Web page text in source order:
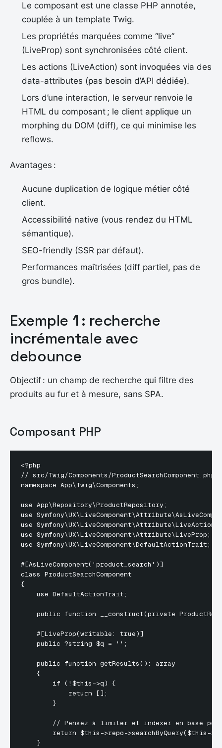
Le composant est une classe PHP annotée,
couplée à un template Twig.
Les propriétés marquées comme “live”
(LiveProp) sont synchronisées côté client.
Les actions (LiveAction) sont invoquées via des
data-attributes (pas besoin d’API dédiée).
Lors d’une interaction, le serveur renvoie le
HTML du composant ; le client applique un
morphing du DOM (diff), ce qui minimise les
reflows.
Avantages :
Aucune duplication de logique métier côté
client.
Accessibilité native (vous rendez du HTML
sémantique).
SEO-friendly (SSR par défaut).
Performances maîtrisées (diff partiel, pas de
gros bundle).
Exemple 1 : recherche
incrémentale avec
debounce
Objectif : un champ de recherche qui filtre des
produits au fur et à mesure, sans SPA.
Composant PHP
<?php
// src/Twig/Components/ProductSearchComponent.php
namespace App\Twig\Components;
use App\Repository\ProductRepository;
use
use Symfony\UX\LiveComponent\Attribute\LiveAction;
use Symfony\UX\LiveComponent\Attribute\LiveProp;
use Symfony\UX\LiveComponent\DefaultActionTrait;
#[AsLiveComponent('product_search')]
class ProductSearchComponent
{
    use DefaultActionTrait;
public function __construct(private
    #[LiveProp(writable: true)]
    public ?string $q = '';
    public function getResults(): array
    {
        if (!$this->q) {
            return [];
        }
// Pensez à limiter et indexer en base
return $this->repo->searchByQuery($this-
    }